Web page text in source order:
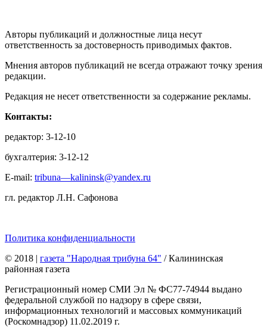
Авторы публикаций и должностные лица несут
ответственность за достоверность приводимых фактов.
Мнения авторов публикаций не всегда отражают точку зрения
редакции.
Редакция не несет ответственности за содержание рекламы.
Контакты:
редактор: 3-12-10
бухгалтерия: 3-12-12
E-mail: tribuna—kalininsk@yandex.ru
гл. редактор Л.Н. Сафонова
Политика конфиденциальности
© 2018 | газета "Народная трибуна 64" / Калининская
районная газета
Регистрационный номер СМИ Эл № ФС77-74944 выдано
федеральной службой по надзору в сфере связи,
информационных технологий и массовых коммуникаций
(Роскомнадзор) 11.02.2019 г.